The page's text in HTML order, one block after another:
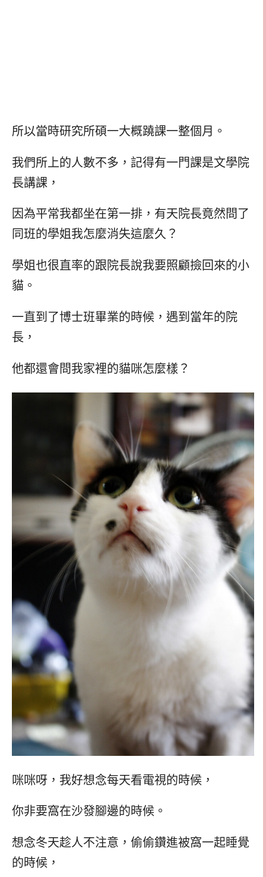
所以當時研究所碩一大概蹺課一整個月。
我們所上的人數不多，記得有一門課是文學院
長講課，
因為平常我都坐在第一排，有天院長竟然問了
同班的學姐我怎麼消失這麼久？
學姐也很直率的跟院長說我要照顧撿回來的小
貓。
一直到了博士班畢業的時候，遇到當年的院
長，
他都還會問我家裡的貓咪怎麼樣？
咪咪呀，我好想念每天看電視的時候，
你非要窩在沙發腳邊的時候。
想念冬天趁人不注意，偷偷鑽進被窩一起睡覺
的時候，